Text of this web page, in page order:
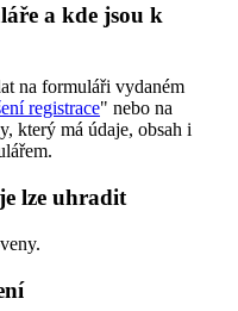
a kde jsou k
na formuláři vydaném
registrace" nebo na
který má údaje, obsah i
lze uhradit